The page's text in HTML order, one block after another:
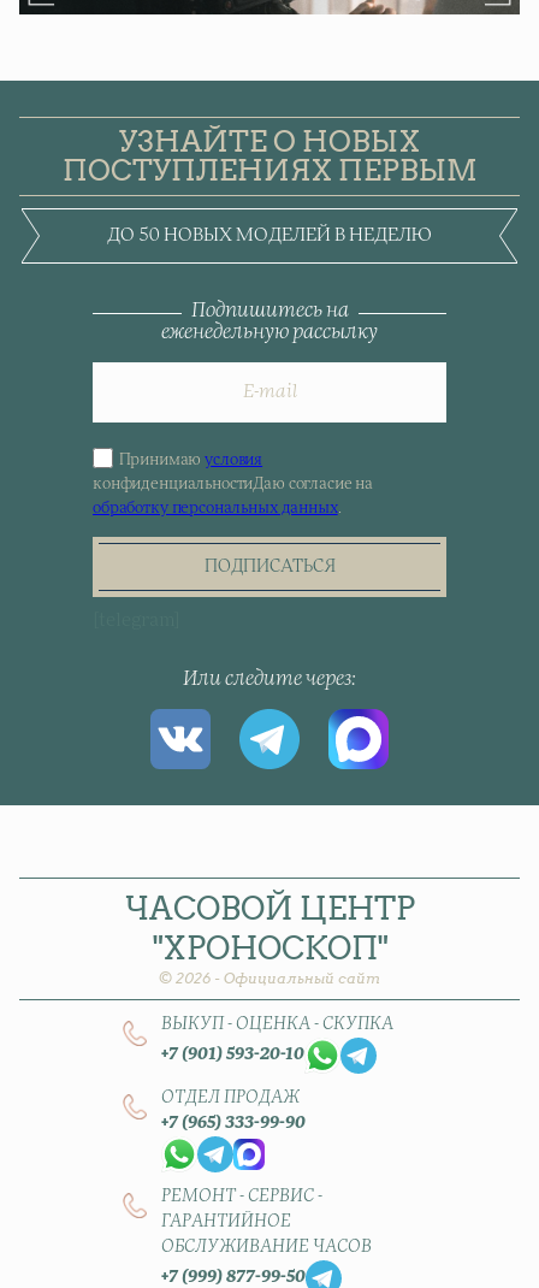
УЗНАЙТЕ О НОВЫХ
ПОСТУПЛЕНИЯХ ПЕРВЫМ
ДО 50 НОВЫХ МОДЕЛЕЙ В НЕДЕЛЮ
Подпишитесь на
еженедельную рассылку
Sign
up
for
the
Принимаюусловия
конфиденциальностиДаю согласие на
обработку персональных данных.
ПОДПИСАТЬСЯ
Или следите через
ЧАСОВОЙ ЦЕНТР
"ХРОНОСКОП"
© 2026 - Официальный сайт
ВЫКУП - ОЦЕНКА - СКУПКА
+7 (901) 593-20-10
ОТДЕЛ ПРОДАЖ
+7 (965) 333-99-90
РЕМОНТ - СЕРВИС -
ГАРАНТИЙНОЕ
ОБСЛУЖИВАНИЕ ЧАСОВ
+7 (999) 877-99-50